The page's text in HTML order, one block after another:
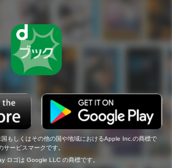
もしくはその他の国や地域におけるApple Inc.の商標で
ービスマークです。
ロゴは Google LLC の商標です。